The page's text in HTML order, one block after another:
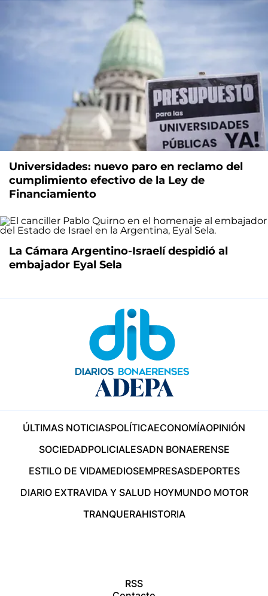
Universidades: nuevo paro en reclamo del
cumplimiento efectivo de la Ley de
Financiamiento
La Cámara Argentino-Israelí despidió al
embajador Eyal Sela
ÚLTIMAS NOTICIASPOLÍTICAECONOMÍAOPINIÓN
SOCIEDADPOLICIALESADN BONAERENSE
ESTILO DE VIDAMEDIOSEMPRESASDEPORTES
DIARIO EXTRAVIDA Y SALUD HOYMUNDO MOTOR
TRANQUERAHISTORIA
RSS